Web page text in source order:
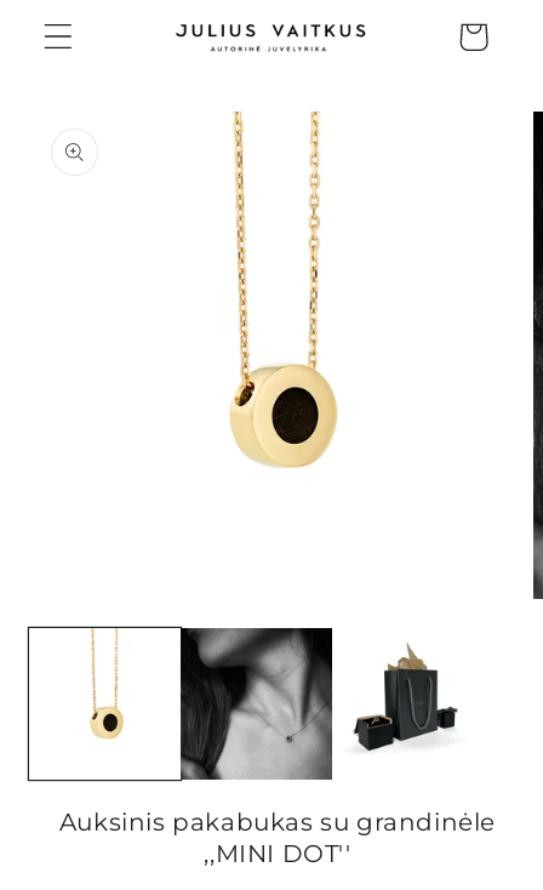
Eiti į
turinį
Krepšelis
apie gaminį
mediją
modaliniame
Auksinis pakabukas su grandinėle
,,MINI DOT''